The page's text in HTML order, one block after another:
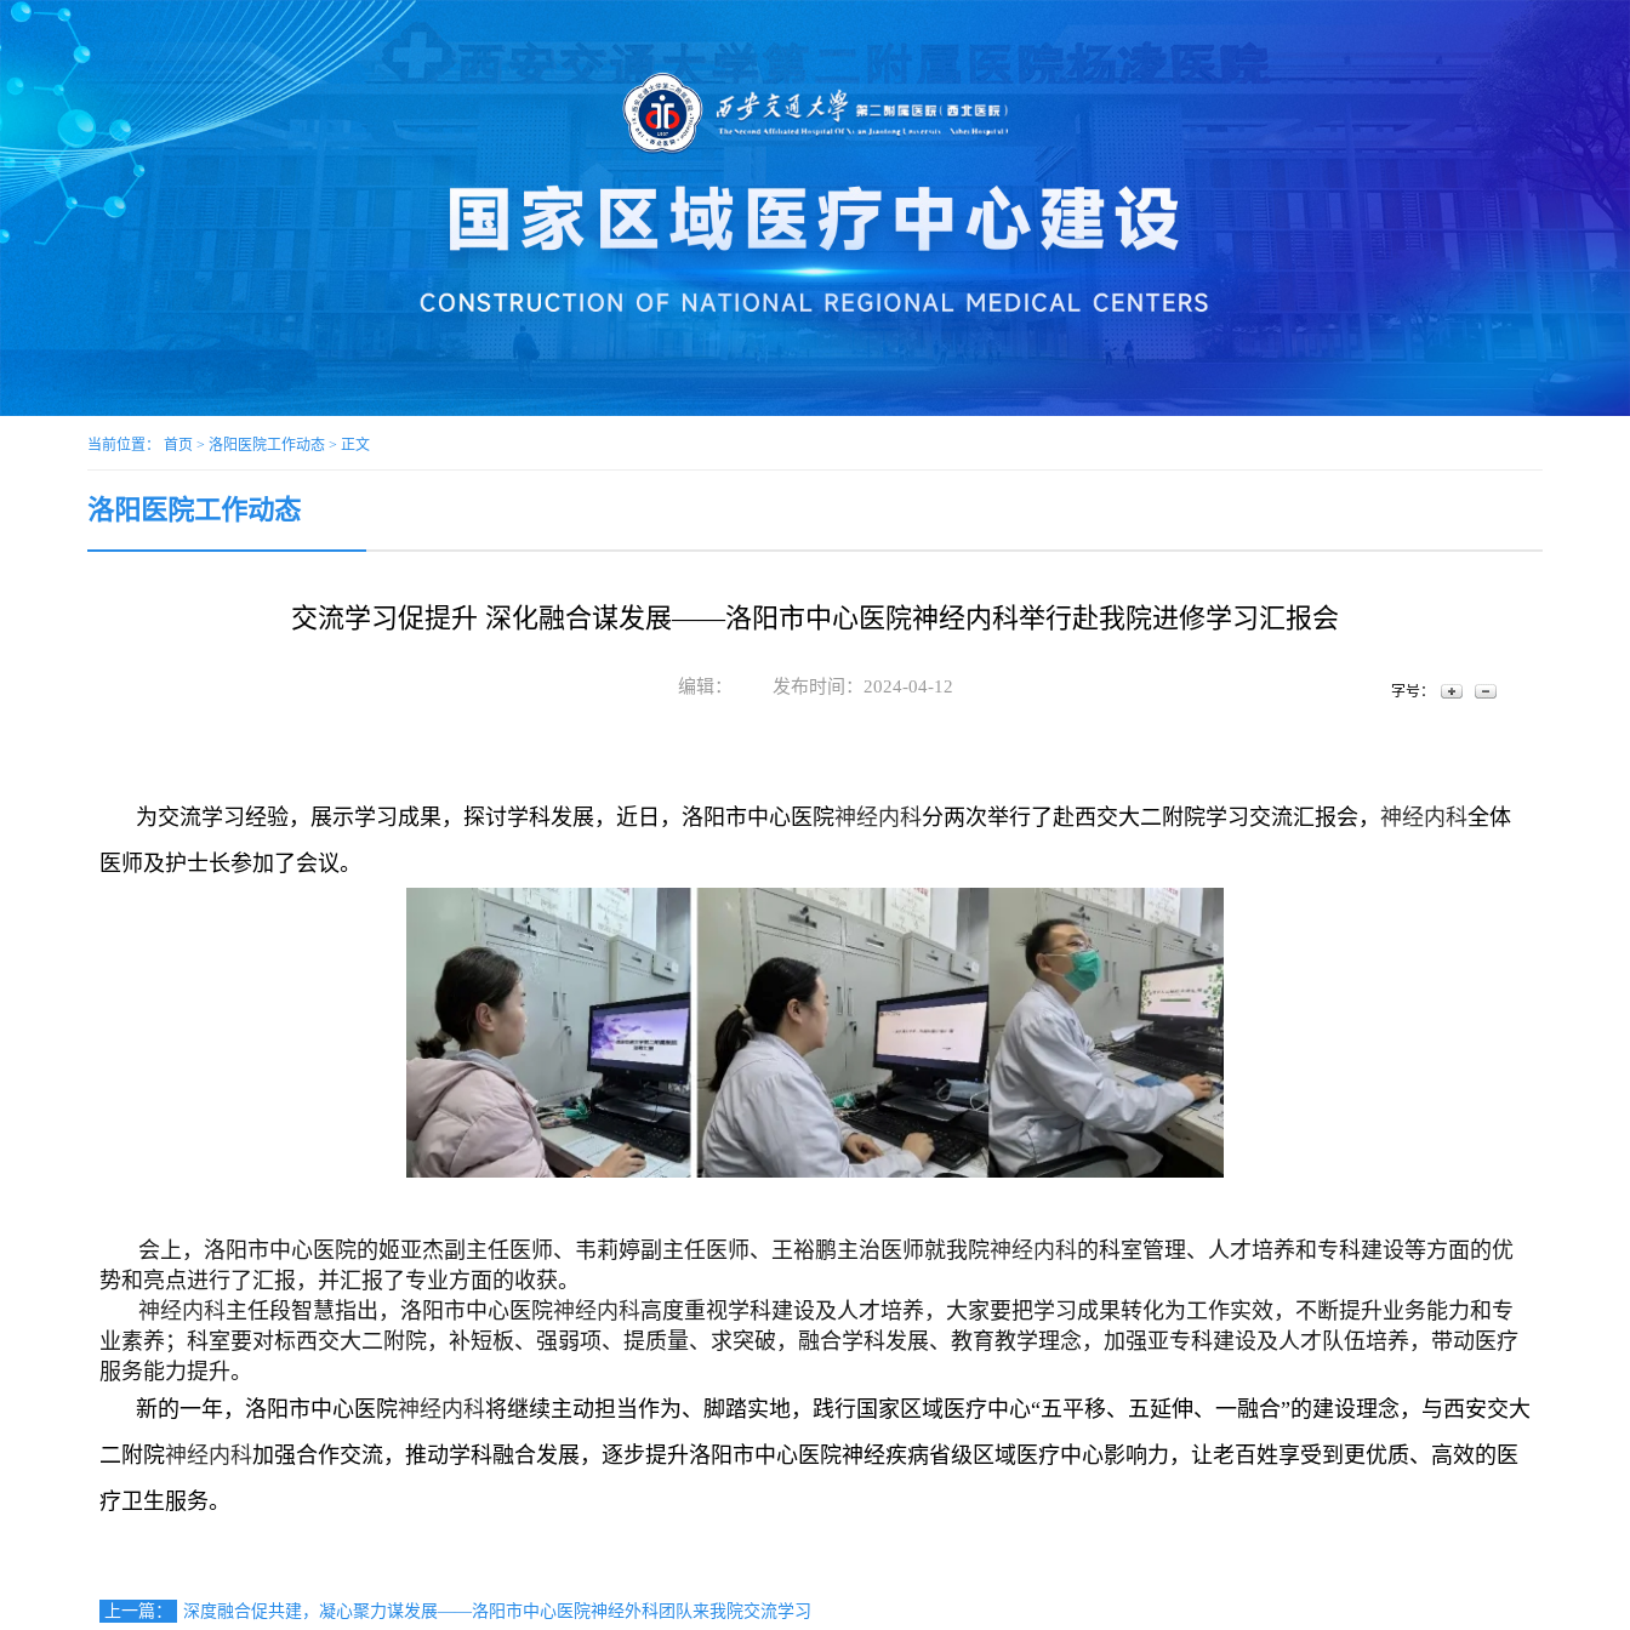
当前位置： 首页 > 洛阳医院工作动态 > 正文
洛阳医院工作动态
交流学习促提升 深化融合谋发展——洛阳市中心医院神经内科举行赴我院进修学习汇报会
编辑： 发布时间：2024-04-12 字号：
为交流学习经验，展示学习成果，探讨学科发展，近日，洛阳市中心医院神经内科分两次举行了赴西交大二附院学习交流汇报会， 神经内科全体
医师及护士长参加了会议。
会上，洛阳市中心医院的姬亚杰副主任医师、韦莉婷副主任医师、王裕鹏主治医师就我院神经内科的科室管理、人才培养和专科建设等方面的优
势和亮点进行了汇报，并汇报了专业方面的收获。
神经内科主任段智慧指出，洛阳市中心医院神经内科高度重视学科建设及人才培养，大家要把学习成果转化为工作实效，不断提升业务能力和专
业素养；科室要对标西交大二附院，补短板、强弱项、提质量、求突破，融合学科发展、教育教学理念，加强亚专科建设及人才队伍培养，带动医疗
服务能力提升。
新的一年，洛阳市中心医院神经内科将继续主动担当作为、脚踏实地，践行国家区域医疗中心“五平移、五延伸、一融合”的建设理念，与西安交大
二附院神经内科加强合作交流，推动学科融合发展，逐步提升洛阳市中心医院神经疾病省级区域医疗中心影响力，让老百姓享受到更优质、高效的医
疗卫生服务。
上一篇： 深度融合促共建，凝心聚力谋发展——洛阳市中心医院神经外科团队来我院交流学习